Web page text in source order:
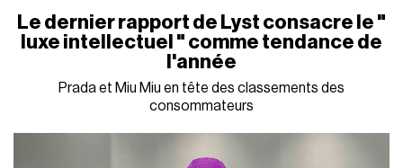
Le dernier rapport de Lyst consacre le "
luxe intellectuel " comme tendance de
l'année
Prada et Miu Miu en tête des classements des
consommateurs